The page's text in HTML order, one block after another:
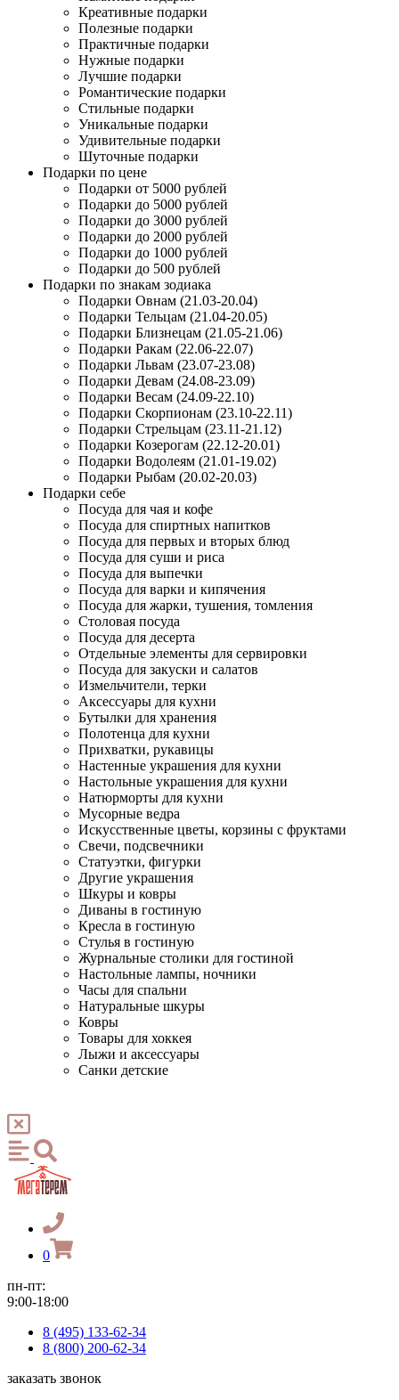
Креативные подарки
Полезные подарки
Практичные подарки
Нужные подарки
Лучшие подарки
Романтические подарки
Стильные подарки
Уникальные подарки
Удивительные подарки
Шуточные подарки
Подарки по цене
Подарки от 5000 рублей
Подарки до 5000 рублей
Подарки до 3000 рублей
Подарки до 2000 рублей
Подарки до 1000 рублей
Подарки до 500 рублей
Подарки по знакам зодиака
Подарки Овнам (21.03-20.04)
Подарки Тельцам (21.04-20.05)
Подарки Близнецам (21.05-21.06)
Подарки Ракам (22.06-22.07)
Подарки Львам (23.07-23.08)
Подарки Девам (24.08-23.09)
Подарки Весам (24.09-22.10)
Подарки Скорпионам (23.10-22.11)
Подарки Стрельцам (23.11-21.12)
Подарки Козерогам (22.12-20.01)
Подарки Водолеям (21.01-19.02)
Подарки Рыбам (20.02-20.03)
Подарки себе
Посуда для чая и кофе
Посуда для спиртных напитков
Посуда для первых и вторых блюд
Посуда для суши и риса
Посуда для выпечки
Посуда для варки и кипячения
Посуда для жарки, тушения, томления
Столовая посуда
Посуда для десерта
Отдельные элементы для сервировки
Посуда для закуски и салатов
Измельчители, терки
Аксессуары для кухни
Бутылки для хранения
Полотенца для кухни
Прихватки, рукавицы
Настенные украшения для кухни
Настольные украшения для кухни
Натюрморты для кухни
Мусорные ведра
Искусственные цветы, корзины с фруктами
Свечи, подсвечники
Статуэтки, фигурки
Другие украшения
Шкуры и ковры
Диваны в гостиную
Кресла в гостиную
Стулья в гостиную
Журнальные столики для гостиной
Настольные лампы, ночники
Часы для спальни
Натуральные шкуры
Ковры
Товары для хоккея
Лыжи и аксессуары
Санки детские
0
пн-пт:
9:00-18:00
8 (495) 133-62-34
8 (800) 200-62-34
заказать звонок